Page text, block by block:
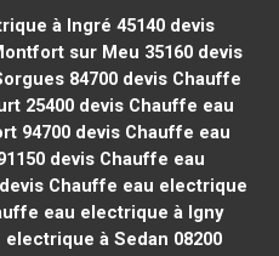
à Ingré 45140 devis
sur Meu 35160 devis
84700devis Chauffe
25400devis Chauffe eau
94700devis Chauffe eau
devis Chauffe eau
Chauffe eau electrique
eau electrique à Igny
à Sedan 08200